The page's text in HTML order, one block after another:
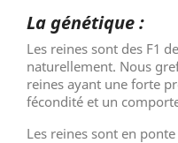
La génétique :
Les reines sont des F1
naturellement. Nous
reines ayant une forte
fécondité et un
Les reines sont en